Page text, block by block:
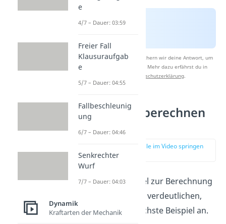
Nach Beantwortung speichern wir deine Antwort, um
Studyflix zu verbessern. Mehr dazu erfährst du in
Datenschutzerklärung.
Hubarbeit berechnen
Beispiel
zur Stelle im Video springen
Um dir die Formel zur Berechnung
der Hubarbeit zu verdeutlichen,
schau dir das nächste Beispiel an.
e
4/7 – Dauer: 03:59
Freier Fall
Klausuraufgab
e
5/7 – Dauer: 04:55
Fallbeschleunig
ung
6/7 – Dauer: 04:46
Senkrechter
Wurf
7/7 – Dauer: 04:03
Dynamik
Kraftarten der Mechanik